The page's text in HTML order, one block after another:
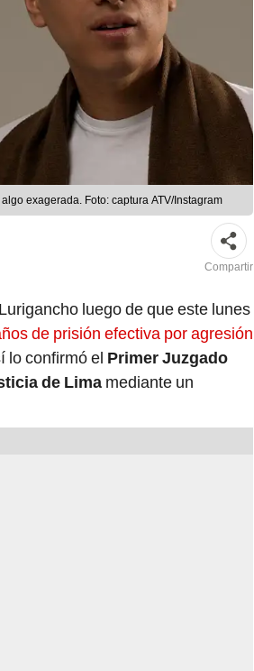
exagerada. Foto: captura ATV/Instagram
Compartir
luego de que este lunes
de prisión efectiva por agresión
lo confirmó el Primer Juzgado
de Lima mediante un